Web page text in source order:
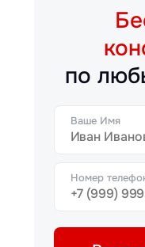
по
Ваше Имя
Номер